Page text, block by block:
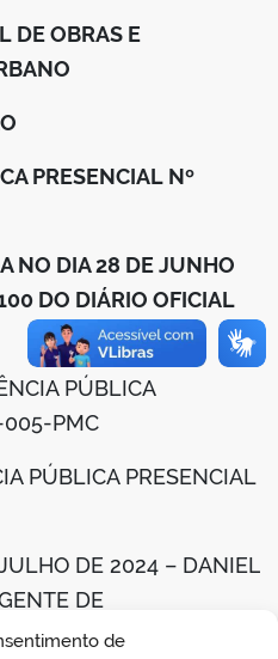
de
DE OBRAS E
PRESENCIAL Nº
NO DIA 28 DE JUNHO
DO DIÁRIO OFICIAL
PÚBLICA
005-PMC
PÚBLICA PRESENCIAL
DE 2024 – DANIEL
DE